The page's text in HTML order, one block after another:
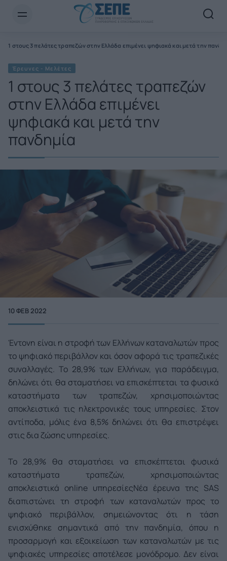
1 στους 3 πελάτες τραπεζών στην Ελλάδα επιμένει ψηφιακά και μετά την
Έρευνες - Μελέτες
1 στους 3 πελάτες τραπεζών
στην Ελλάδα επιμένει
ψηφιακά και μετά την
πανδημία
10 ΦΕΒ 2022
Έντονη είναι η στροφή των Ελλήνων καταναλωτών προς
το ψηφιακό περιβάλλον και όσον αφορά τις τραπεζικές
συναλλαγές. Το 28,9% των Ελλήνων, για παράδειγμα,
δηλώνει ότι θα σταματήσει να επισκέπτεται τα φυσικά
καταστήματα των τραπεζών, χρησιμοποιώντας
αποκλειστικά τις ηλεκτρονικές τους υπηρεσίες. Στον
αντίποδα, μόλις ένα 8,5% δηλώνει ότι θα επιστρέψει
στις δια ζώσης υπηρεσίες.
Το 28,9% θα σταματήσει να επισκέπτεται φυσικά
καταστήματα τραπεζών, χρησιμοποιώντας
αποκλειστικά online υπηρεσίεςΝέα έρευνα της SAS
διαπιστώνει τη στροφή των καταναλωτών προς το
ψηφιακό περιβάλλον, σημειώνοντας ότι η τάση
ενισχύθηκε σημαντικά από την πανδημία, όπου η
προσαρμογή και εξοικείωση των καταναλωτών με τις
ψηφιακές υπηρεσίες αποτέλεσε μονόδρομο. Δεν είναι
Newsletter Email*